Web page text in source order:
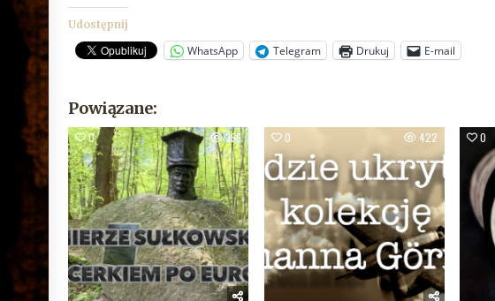
Udostępnij
WhatsApp Telegram Drukuj E-mail
Powiązane:
0 356 0 422 0